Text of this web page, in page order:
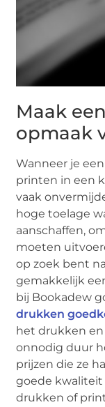
Maak
opmaak
Wanneer je
printen in een
vaak
hoge toelage
aanschaffen,
moeten
op zoek bent
gemakkelijk
bij Bookadew
drukken
het drukken
onnodig duur
prijzen die ze
goede kwaliteit
drukken of